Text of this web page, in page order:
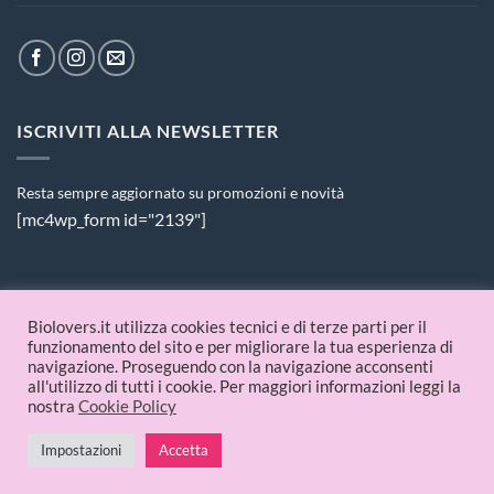
ISCRIVITI ALLA NEWSLETTER
Resta sempre aggiornato su promozioni e novità
[mc4wp_form id="2139"]
PAGAMENTI ACCETTATI
© 2026 Biolovers.it | P.IVA 09336481214
Biolovers.it utilizza cookies tecnici e di terze parti per il
funzionamento del sito e per migliorare la tua esperienza di
navigazione. Proseguendo con la navigazione acconsenti
all'utilizzo di tutti i cookie. Per maggiori informazioni leggi la
nostra Cookie Policy
Impostazioni Accetta